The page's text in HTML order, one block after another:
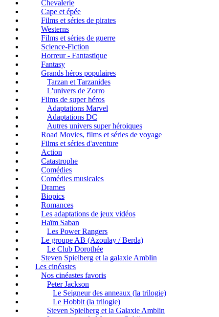
Chevalerie
Cape et épée
Films et séries de pirates
Westerns
Films et séries de guerre
Science-Fiction
Horreur - Fantastique
Fantasy
Grands héros populaires
Tarzan et Tarzanides
L'univers de Zorro
Films de super héros
Adaptations Marvel
Adaptations DC
Autres univers super héroiques
Road Movies, films et séries de voyage
Films et séries d'aventure
Action
Catastrophe
Comédies
Comédies musicales
Drames
Biopics
Romances
Les adaptations de jeux vidéos
Haïm Saban
Les Power Rangers
Le groupe AB (Azoulay / Berda)
Le Club Dorothée
Steven Spielberg et la galaxie Amblin
Les cinéastes
Nos cinéastes favoris
Peter Jackson
Le Seigneur des anneaux (la trilogie)
Le Hobbit (la trilogie)
Steven Spielberg et la Galaxie Amblin